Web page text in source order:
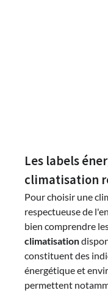
Les labels
climatisation
Pour choisir une
respectueuse de
bien comprendre
climatisation
constituent des
énergétique et
permettent